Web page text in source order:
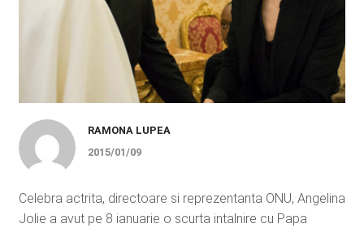
RAMONA LUPEA
2015/01/09
Celebra actrita, directoare si reprezentanta ONU, Angelina
Jolie a avut pe 8 ianuarie o scurta intalnire cu Papa